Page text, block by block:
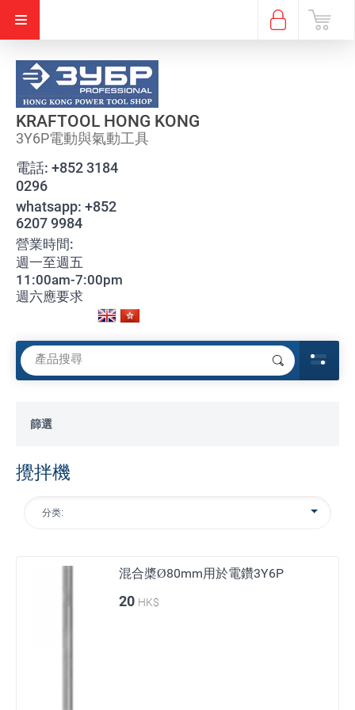
KRAFTOOL HONG KONG
3Y6P電動與氣動工具
電話: +852 3184
0296
whatsapp: +852
6207 9984
營業時間:
週一至週五
11:00am-7:00pm
週六應要求
篩選
攪拌機
分类:
混合槳Ø80mm用於電鑽3Y6P
20 HK$